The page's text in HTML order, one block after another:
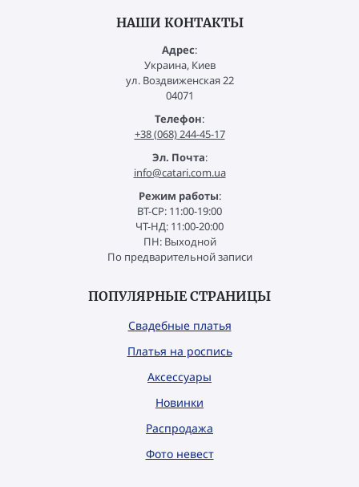
НАШИ КОНТАКТЫ
Адрес:
Украина, Киев
ул. Воздвиженская 22
04071
Телефон:
+38 (068) 244-45-17
Эл. Почта:
info@catari.com.ua
Режим работы:
ВТ-СР: 11:00-19:00
ЧТ-НД: 11:00-20:00
ПН: Выходной
По предварительной записи
ПОПУЛЯРНЫЕ СТРАНИЦЫ
Свадебные платья
Платья на роспись
Аксессуары
Новинки
Распродажа
Фото невест